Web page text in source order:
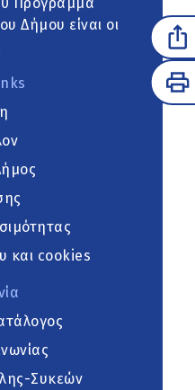
Δήμου είναι οι
και cookies
Συκεών